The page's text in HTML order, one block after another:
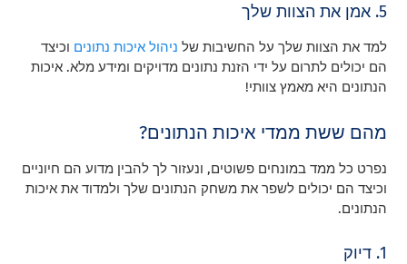
5. אמן את הצוות שלך
למד את הצוות שלך על החשיבות של ניהול איכות נתונים וכיצד
הם יכולים לתרום על ידי הזנת נתונים מדויקים ומידע מלא. איכות
הנתונים היא מאמץ צוותי!
מהם ששת ממדי איכות הנתונים?
נפרט כל ממד במונחים פשוטים, ונעזור לך להבין מדוע הם חיוניים
וכיצד הם יכולים לשפר את משחק הנתונים שלך ולמדוד את איכות
הנתונים.
1. דיוק